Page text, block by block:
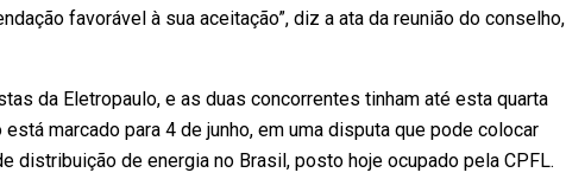
favorável à sua aceitação”, diz a ata da reunião do conselho,
da Eletropaulo, e as duas concorrentes tinham até esta quarta
marcado para 4 de junho, em uma disputa que pode colocar
distribuição de energia no Brasil, posto hoje ocupado pela CPFL.